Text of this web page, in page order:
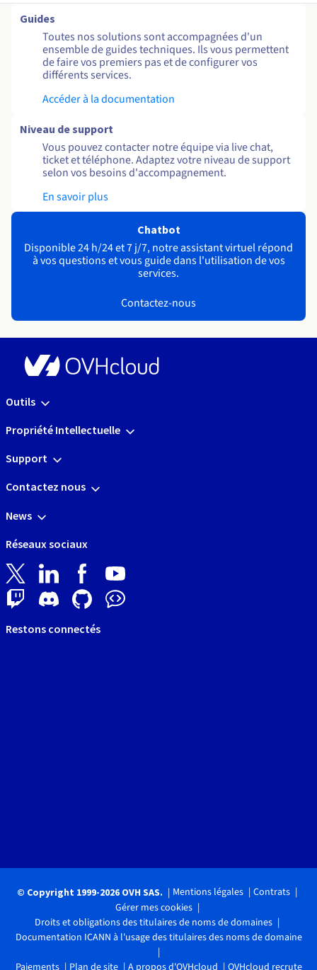
Guides
Toutes nos solutions sont accompagnées d'un
ensemble de guides techniques. Ils vous permettent
de faire vos premiers pas et de configurer vos
différents services.
Accéder à la documentation
Niveau de support
Vous pouvez contacter notre équipe via live chat,
ticket et téléphone. Adaptez votre niveau de support
selon vos besoins d'accompagnement.
En savoir plus
Chatbot
Disponible 24 h/24 et 7 j/7, notre assistant virtuel répond
à vos questions et vous guide dans l'utilisation de vos
services.
Contactez-nous
Outils
Propriété Intellectuelle
Support
Contactez nous
News
Réseaux sociaux
Restons connectés
© Copyright 1999-2026 OVH SAS. Mentions légales
Contrats
Gérer mes cookies
Droits et obligations des titulaires de noms de domaines
Documentation ICANN à l'usage des titulaires des noms de domaine
Paiements Plan de site A propos d'OVHcloud OVHcloud recrute